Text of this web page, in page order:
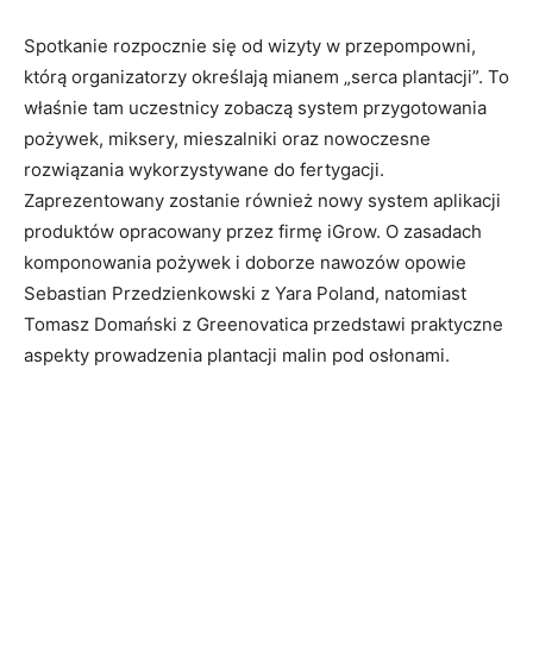
Spotkanie rozpocznie się od wizyty w przepompowni,
którą organizatorzy określają mianem „serca plantacji”. To
właśnie tam uczestnicy zobaczą system przygotowania
pożywek, miksery, mieszalniki oraz nowoczesne
rozwiązania wykorzystywane do fertygacji.
Zaprezentowany zostanie również nowy system aplikacji
produktów opracowany przez firmę iGrow. O zasadach
komponowania pożywek i doborze nawozów opowie
Sebastian Przedzienkowski z Yara Poland, natomiast
Tomasz Domański z Greenovatica przedstawi praktyczne
aspekty prowadzenia plantacji malin pod osłonami.